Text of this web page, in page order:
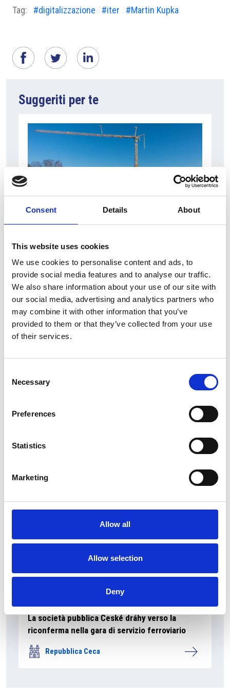
Consent Details About
This website uses cookies
We use cookies to personalise content and ads, to
provide social media features and to analyse our traffic.
We also share information about your use of our site with
our social media, advertising and analytics partners who
may combine it with other information that you’ve
provided to them or that they’ve collected from your use
of their services.
Selection
Necessary
Preferences
Statistics
Marketing
Allow all
Allow selection
Deny
Tag: #digitalizzazione #iter #Martin Kupka
Suggeriti per te
Nel primo semestre è aumentata fortemente la
costruzione di nuove abitazioni
Repubblica Ceca
La Škoda avvia la produzione del suo SUV Peaq
La società pubblica České dráhy verso la
riconferma nella gara di servizio ferroviario
Repubblica Ceca